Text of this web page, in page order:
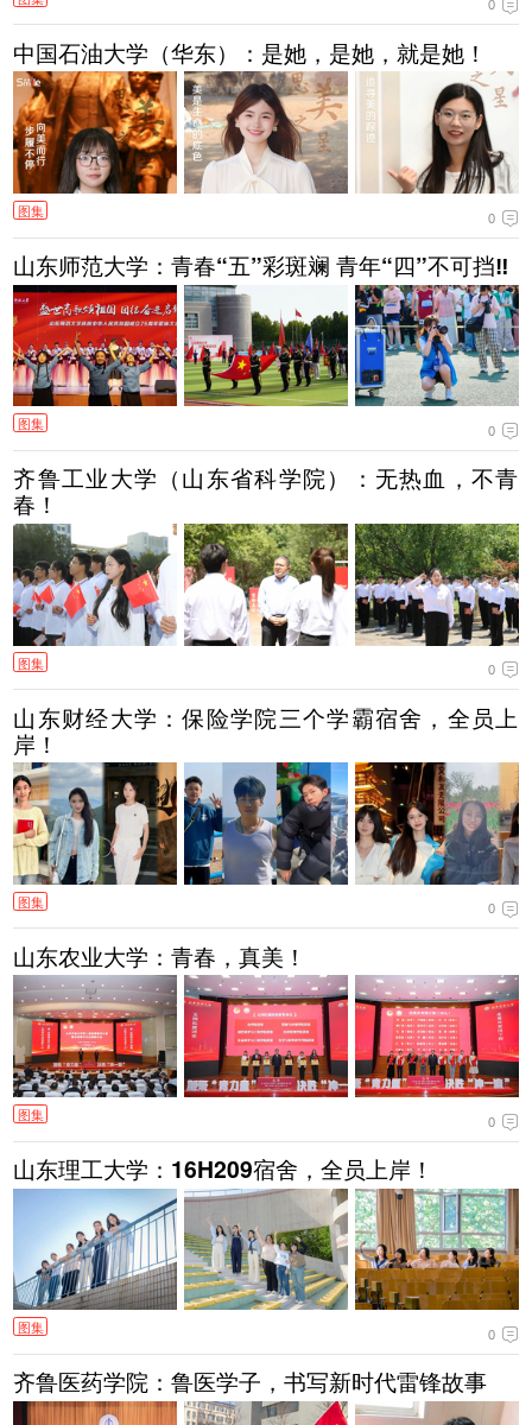
0
中国石油大学（华东）：是她，是她，就是她！
图集 0
山东师范大学：青春“五”彩斑斓 青年“四”不可挡‼️
图集 0
齐鲁工业大学（山东省科学院）：无热血，不青
春！
图集 0
山东财经大学：保险学院三个学霸宿舍，全员上
岸！
图集 0
山东农业大学：青春，真美！
图集 0
山东理工大学：16H209宿舍，全员上岸！
图集 0
齐鲁医药学院：鲁医学子，书写新时代雷锋故事